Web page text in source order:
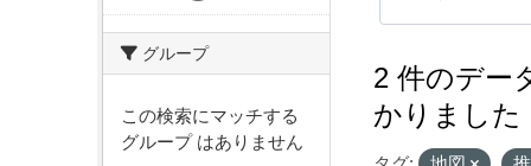
グループ
この検索にマッチする
グループ はありません
2 件のデー
かりました